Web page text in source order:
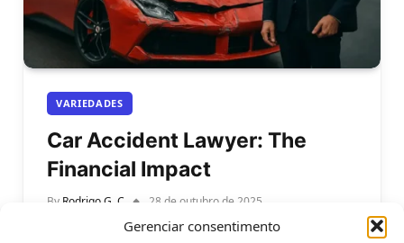
Gerenciar consentimento
VARIEDADES
Car Accident Lawyer: The
Financial Impact
By Rodrigo G. C 28 de outubro de 2025
Car Accident Lawyer: The Financial Impact. Car